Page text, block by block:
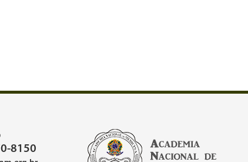
8150